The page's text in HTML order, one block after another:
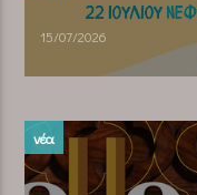
15/07/2026
νέα